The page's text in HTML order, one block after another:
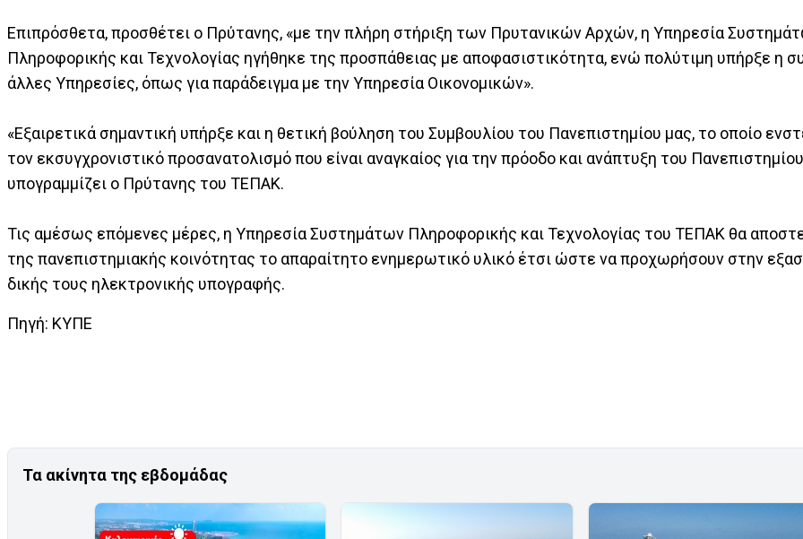
Επιπρόσθετα, προσθέτει ο Πρύτανης, «με την πλήρη στήριξη των Πρυτανικών Αρχών, η Υπηρεσία
Πληροφορικής και Τεχνολογίας ηγήθηκε της προσπάθειας με αποφασιστικότητα, ενώ πολύτιμη υπήρξε η
άλλες Υπηρεσίες, όπως για παράδειγμα με την Υπηρεσία Οικονομικών».
«Εξαιρετικά σημαντική υπήρξε και η θετική βούληση του Συμβουλίου του Πανεπιστημίου μας, το οποίο
τον εκσυγχρονιστικό προσανατολισμό που είναι αναγκαίος για την πρόοδο και ανάπτυξη του
υπογραμμίζει ο Πρύτανης του ΤΕΠΑΚ.
Τις αμέσως επόμενες μέρες, η Υπηρεσία Συστημάτων Πληροφορικής και Τεχνολογίας του ΤΕΠΑΚ θα
της πανεπιστημιακής κοινότητας το απαραίτητο ενημερωτικό υλικό έτσι ώστε να προχωρήσουν στην
δικής τους ηλεκτρονικής υπογραφής.
Πηγή: ΚΥΠΕ
Τα ακίνητα της εβδομάδας